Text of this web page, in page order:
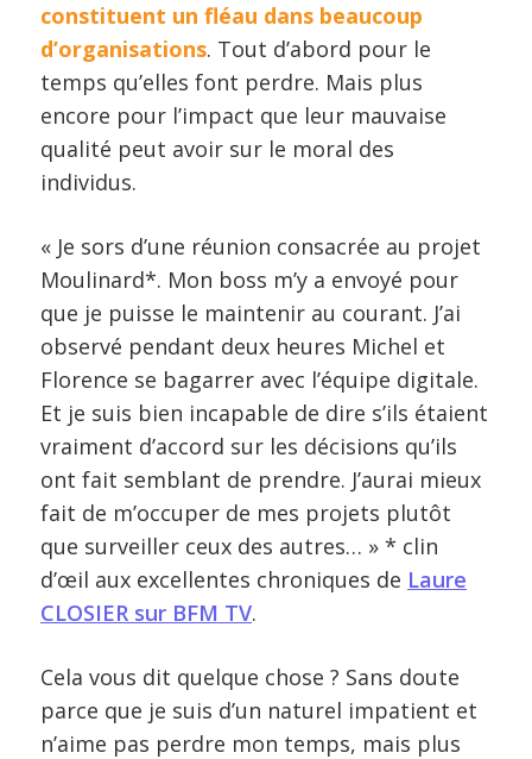
constituent un fléau dans beaucoup
d’organisations. Tout d’abord pour le
temps qu’elles font perdre. Mais plus
encore pour l’impact que leur mauvaise
qualité peut avoir sur le moral des
individus.
« Je sors d’une réunion consacrée au projet
Moulinard*. Mon boss m’y a envoyé pour
que je puisse le maintenir au courant. J’ai
observé pendant deux heures Michel et
Florence se bagarrer avec l’équipe digitale.
Et je suis bien incapable de dire s’ils étaient
vraiment d’accord sur les décisions qu’ils
ont fait semblant de prendre. J’aurai mieux
fait de m’occuper de mes projets plutôt
que surveiller ceux des autres… » * clin
d’œil aux excellentes chroniques de Laure
CLOSIER sur BFM TV.
Cela vous dit quelque chose ? Sans doute
parce que je suis d’un naturel impatient et
n’aime pas perdre mon temps, mais plus